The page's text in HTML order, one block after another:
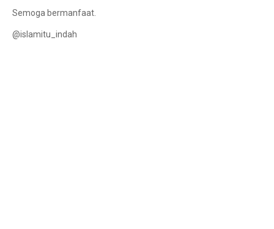
Semoga bermanfaat.
@islamitu_indah